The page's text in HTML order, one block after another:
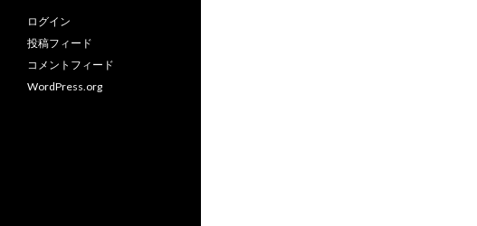
ログイン
投稿フィード
コメントフィード
WordPress.org